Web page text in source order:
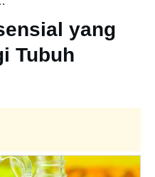
yang
Tubuh